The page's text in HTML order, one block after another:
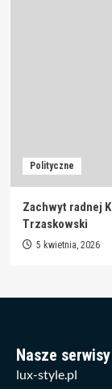
Polityczne
Zachwyt radnej
Trzaskowski
5 kwietnia, 2026
Nasze serwisy
lux-style.pl